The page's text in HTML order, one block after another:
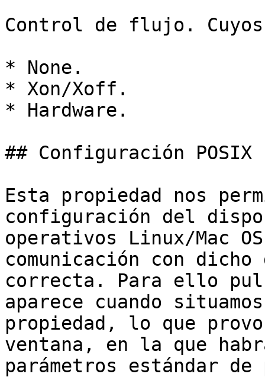
Control de flujo.
* None.
* Xon/Xoff.
* Hardware.
## Configuración POSIX
Esta propiedad nos
configuración del
operativos Linux/Mac
comunicación con
correcta. Para ello
aparece cuando
propiedad, lo que
ventana, en la que
parámetros estándar